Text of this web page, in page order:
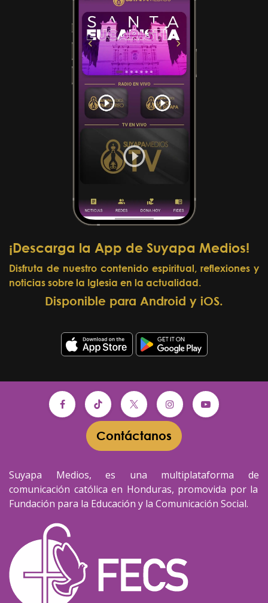
¡Descarga la App de Suyapa Medios!
Disfruta de nuestro contenido espiritual, reflexiones y
noticias sobre la Iglesia en la actualidad.
Disponible para Android y iOS.
Contáctanos​​
Suyapa Medios, es una multiplataforma de
comunicación católica en Honduras, promovida por la
Fundación para la Educación y la Comunicación Social.